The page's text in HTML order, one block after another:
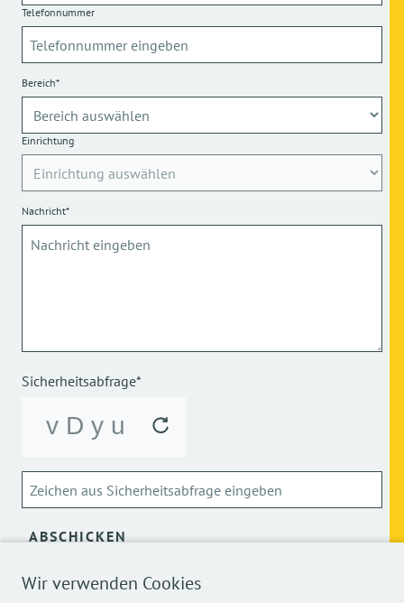
Wir verwenden Cookies
Telefonnummer
Bereich*
Einrichtung
Nachricht*
Sicherheitsabfrage*
ABSCHICKEN
Über die Verarbeitung meiner personenbezogenen Daten